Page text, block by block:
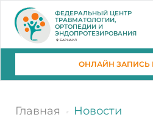
ФЕДЕРАЛЬНЫЙ ЦЕНТР
ТРАВМАТОЛОГИИ,
ОРТОПЕДИИ И
ЭНДОПРОТЕЗИРОВАНИЯ
БАРНАУЛ
ОНЛАЙН ЗАПИСЬ
Главная Новости